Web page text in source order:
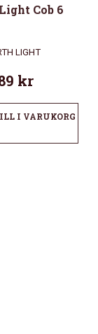
Cob 6
LIGHT
kr
I VARUKORG